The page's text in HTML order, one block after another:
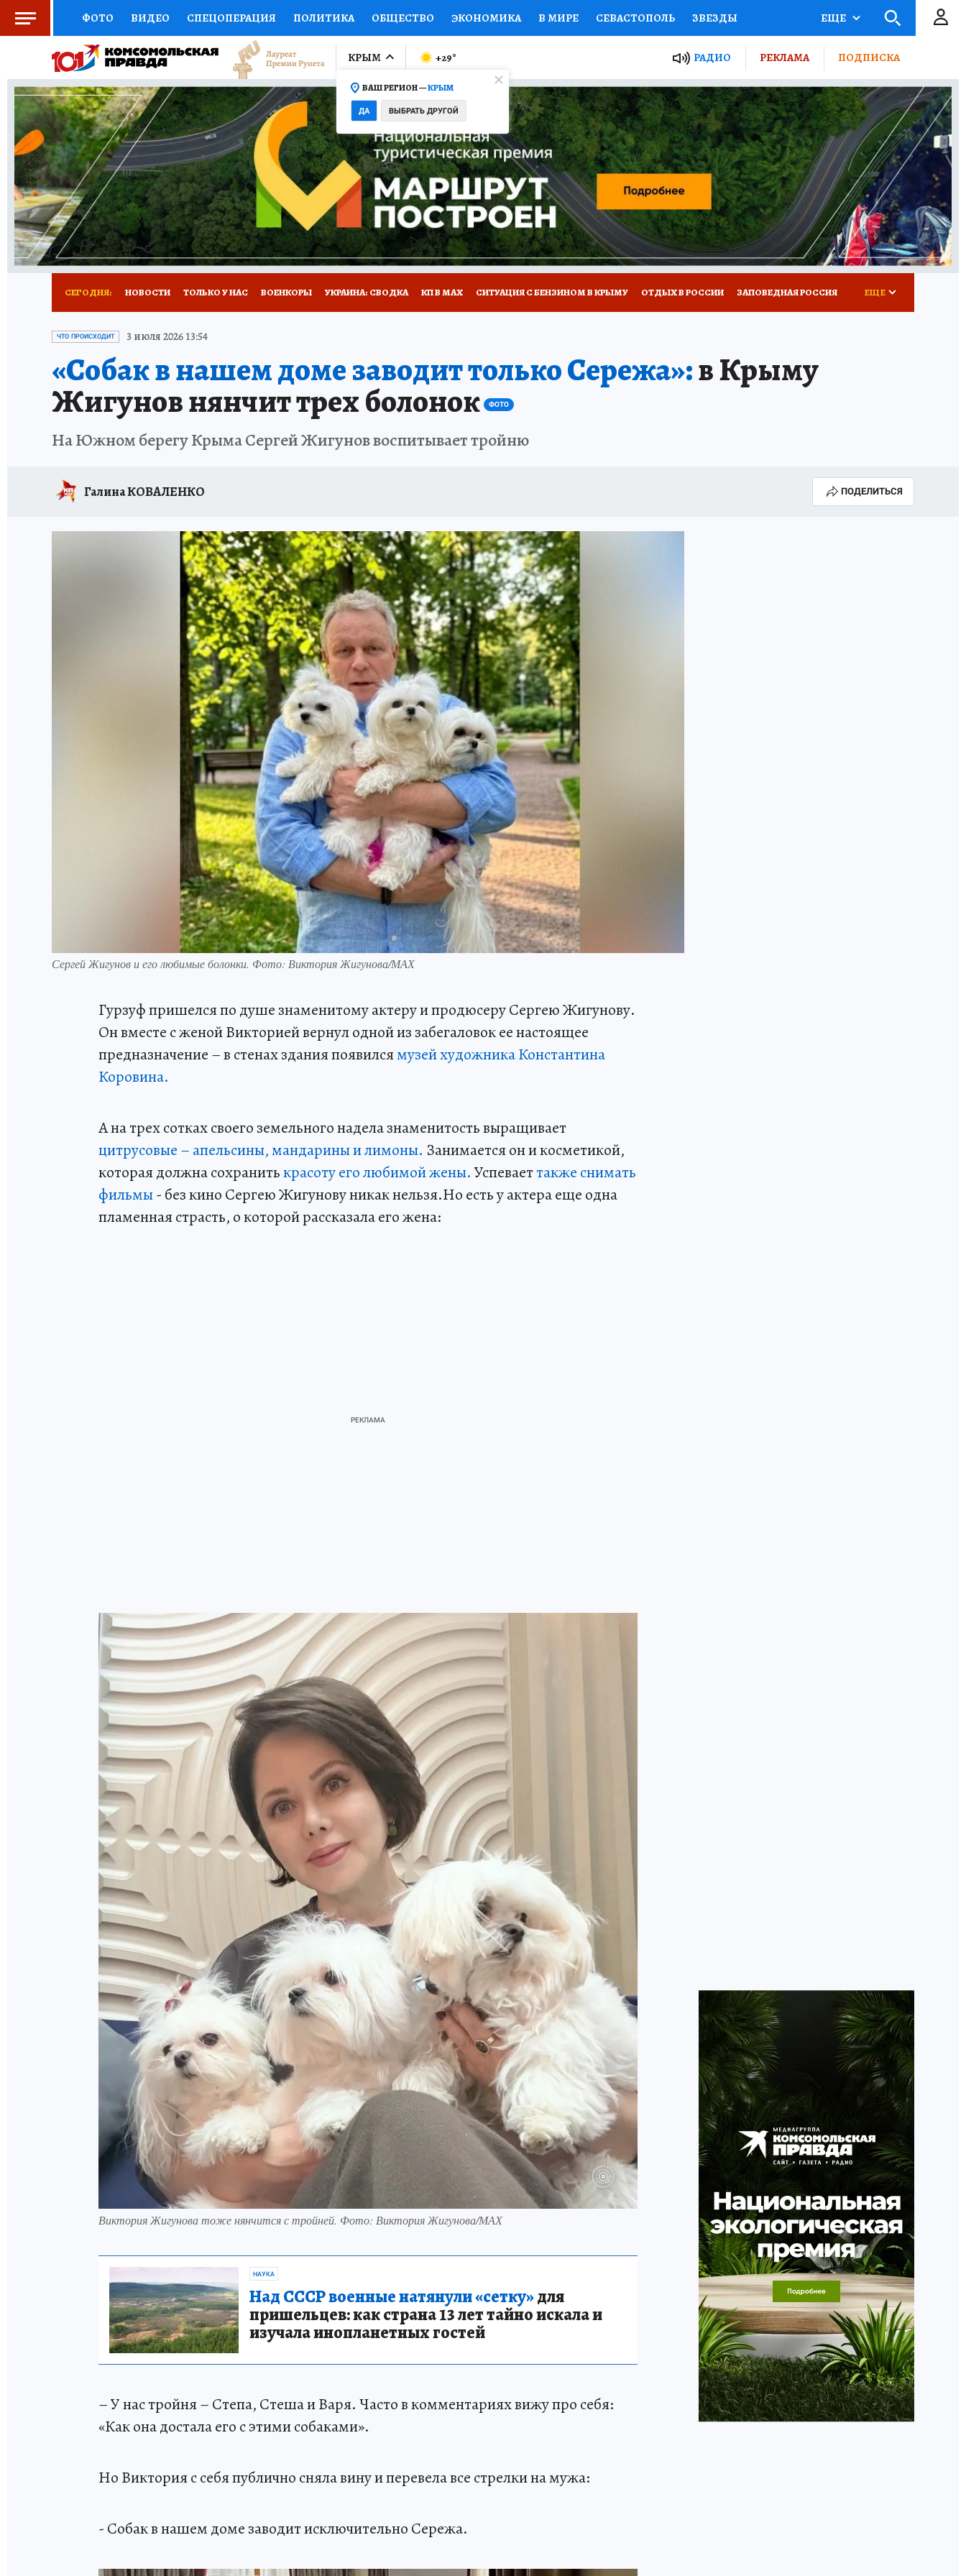
ФОТО ВИДЕО СПЕЦОПЕРАЦИЯ ПОЛИТИКА ОБЩЕСТВО ЭКОНОМИКА В МИРЕ СЕВАСТОПОЛЬ ЗВЕЗДЫ
ЗДОРОВЬЕ СОЦПОДДЕРЖКА НАУКА СПОРТ КОЛУМНИСТЫ НАЦИОНАЛЬНЫЕ ПРОЕКТЫ РОССИИ
ВЫБОР ЭКСПЕРТОВ ДОКТОР ФИНАНСЫ ОТКРЫВАЕМ МИР СЕМЬЯ ЖЕНСКИЕ СЕКРЕТЫ ПУТЕВОДИТЕЛЬ
КНИЖНАЯ ПОЛКА ПРОГНОЗЫ НА СПОРТ ПРОМОКОДЫ СЕРИАЛЫ СПЕЦПРОЕКТЫ ДЕФИЦИТ ЖЕЛЕЗА ТУРИЗМ
ПРЕСС-ЦЕНТР НЕДВИЖИМОСТЬ ТЕЛЕВИЗОР КОНКУРСЫ РАБОТА У НАС ГИД ПОТРЕБИТЕЛЯ ВСЕ О КП РАДИО КП
КОЛЛЕКЦИИ РЕКЛАМА ТЕСТЫ НОВОЕ НА САЙТЕ
ЕЩЕ
КРЫМ
ВАШ РЕГИОН —КРЫМ
ДА ВЫБРАТЬ ДРУГОЙ
+29° РАДИО РЕКЛАМА ПОДПИСКА
СЕГОДНЯ: НОВОСТИ ТОЛЬКО У НАС ВОЕНКОРЫ УКРАИНА: СВОДКА КП В МАХ СИТУАЦИЯ С БЕНЗИНОМ В КРЫМУ ОТДЫХ В РОССИИ ЗАПОВЕДНАЯ РОССИЯ
СИТУАЦИЯ С МАЗУТОМ В КРЫМУ
ЕЩЕ
ЧТО ПРОИСХОДИТ 3 июля 2026 13:54
«Собак в нашем доме заводит только Сережа»:в Крыму
Жигунов нянчит трех болонок ФОТО
На Южном берегу Крыма Сергей Жигунов воспитывает тройню
Галина КОВАЛЕНКО ПОДЕЛИТЬСЯ
Сергей Жигунов и его любимые болонки. Фото: Виктория Жигунова/МАХ
Гурзуф пришелся по душе знаменитому актеру и продюсеру Сергею Жигунову.
Он вместе с женой Викторией вернул одной из забегаловок ее настоящее
предназначение – в стенах здания появилсямузей художника Константина
Коровина.
А на трех сотках своего земельного надела знаменитость выращивает
цитрусовые – апельсины, мандарины и лимоны. Занимается он и косметикой,
которая должна сохранитькрасоту его любимой жены. Успеваеттакже снимать
фильмы- без кино Сергею Жигунову никак нельзя.Но есть у актера еще одна
пламенная страсть, о которой рассказала его жена:
Виктория Жигунова тоже нянчится с тройней. Фото: Виктория Жигунова/МАХ
НАУКА
Над СССР военные натянули «сетку»для
пришельцев: как страна 13 лет тайно искала и
изучала инопланетных гостей
– У нас тройня – Степа, Стеша и Варя. Часто в комментариях вижу про себя:
«Как она достала его с этими собаками».
Но Виктория с себя публично сняла вину и перевела все стрелки на мужа:
- Собак в нашем доме заводит исключительно Сережа.